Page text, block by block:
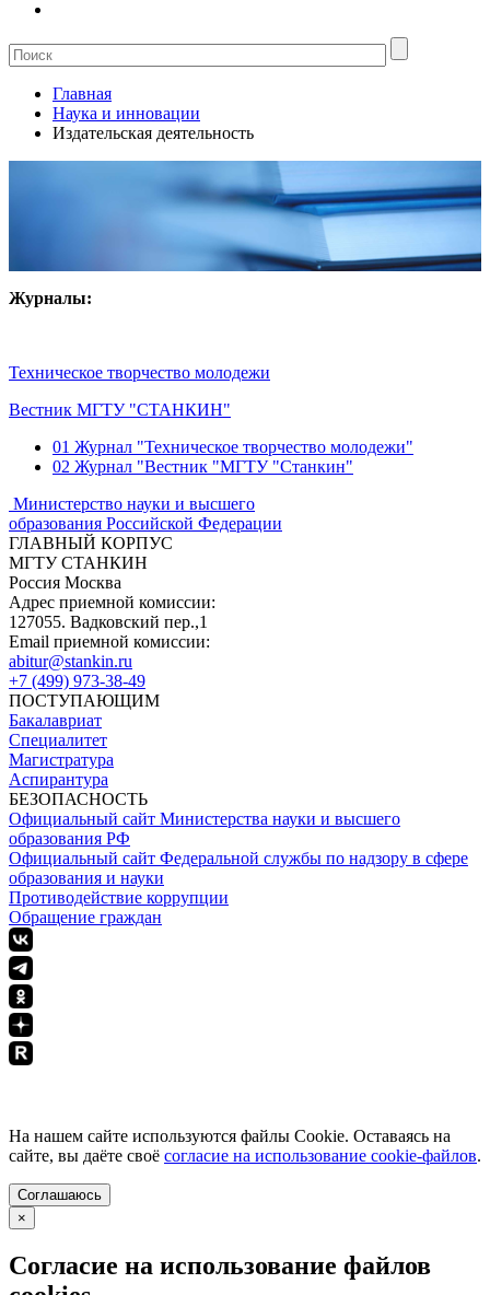
Главная
Наука и инновации
Издательская деятельность
Журналы:
Техническое творчество молодежи
Вестник МГТУ "СТАНКИН"
01 Журнал "Техническое творчество молодежи"
02 Журнал "Вестник "МГТУ "Станкин"
Министерство науки и высшего
образования Российской Федерации
ГЛАВНЫЙ КОРПУС
МГТУ СТАНКИН
Россия Москва
Адрес приемной комиссии:
127055. Вадковский пер.,1
Email приемной комиссии:
abitur@stankin.ru
+7 (499) 973-38-49
ПОСТУПАЮЩИМ
Бакалавриат
Специалитет
Магистратура
Аспирантура
БЕЗОПАСНОСТЬ
Официальный сайт Министерства науки и высшего
образования РФ
Официальный сайт Федеральной службы по надзору в сфере
образования и науки
Противодействие коррупции
Обращение граждан
На нашем сайте используются файлы Cookie. Оставаясь на
сайте, вы даёте своё согласие на использование cookie-файлов.
Соглашаюсь
×
Согласие на использование файлов